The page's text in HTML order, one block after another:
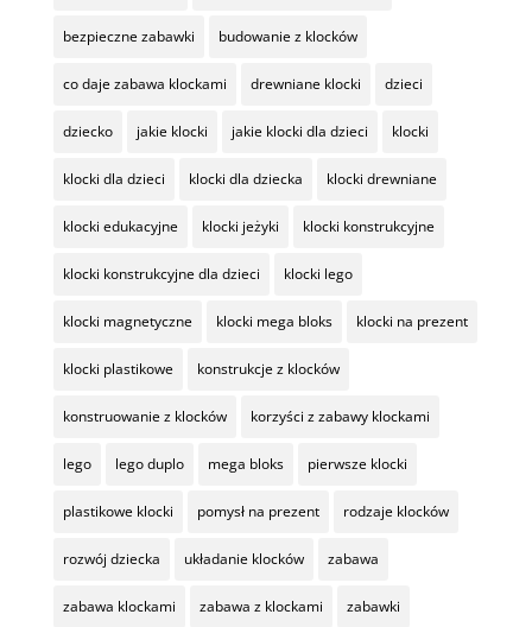
bezpieczne zabawki budowanie z klocków
co daje zabawa klockami drewniane klocki dzieci
dziecko jakie klocki jakie klocki dla dzieci klocki
klocki dla dzieci klocki dla dziecka klocki drewniane
klocki edukacyjne klocki jeżyki klocki konstrukcyjne
klocki konstrukcyjne dla dzieci klocki lego
klocki magnetyczne klocki mega bloks klocki na prezent
klocki plastikowe konstrukcje z klocków
konstruowanie z klocków korzyści z zabawy klockami
lego lego duplo mega bloks pierwsze klocki
plastikowe klocki pomysł na prezent rodzaje klocków
rozwój dziecka układanie klocków zabawa
zabawa klockami zabawa z klockami zabawki